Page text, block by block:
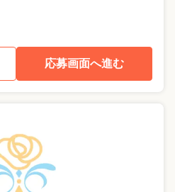
応募画面へ進む